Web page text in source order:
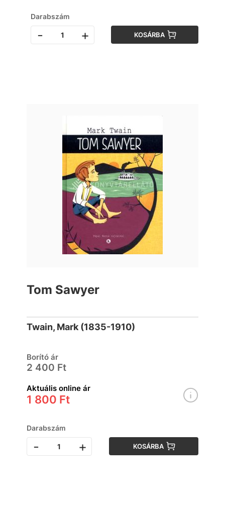
Darabszám
- + KOSÁRBA
Tom Sawyer
Twain, Mark (1835-1910)
Borító ár
2 400 Ft
Aktuális online ár
1 800 Ft
Darabszám
- + KOSÁRBA